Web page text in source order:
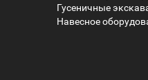
Гусеничные
Навесное